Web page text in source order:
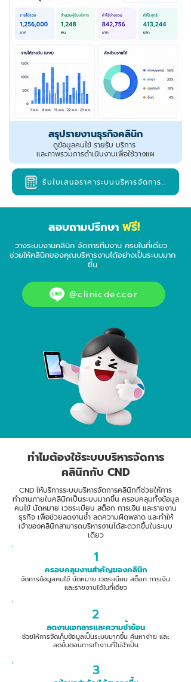
สรุปรายงานธุรกิจคลินิก
ดูข้อมูลคนไข้ รายรับ บริการ
และภาพรวมการดำเนินงานเพื่อใช้วางแผ
รับใบเสนอราคาระบบบริหารจัดการคลินิก
สอบถามปรึกษา ฟรี!
วางระบบงานคลินิก จัดการทีมงาน ครบในที่เดียว
ช่วยให้คลินิกของคุณบริหารงานได้อย่างเป็นระบบมาก
ขึ้น
@clinicdeccor
ทำไมต้องใช้ระบบบริหารจัดการ
คลินิกกับ CND
CND ให้บริการระบบบริหารจัดการคลินิกที่ช่วยให้การ
ทำงานภายในคลินิกเป็นระบบมากขึ้น ครอบคลุมทั้งข้อมูล
คนไข้ นัดหมาย เวชระเบียน สต็อก การเงิน และรายงาน
ธุรกิจ เพื่อช่วยลดงานซ้ำ ลดความผิดพลาด และทำให้
เจ้าของคลินิกสามารถบริหารงานได้สะดวกขึ้นในระบบ
เดียว
1
ครอบคลุมงานสำคัญของคลินิก
จัดการข้อมูลคนไข้ นัดหมาย เวชระเบียน สต็อก การเงิน
และรายงานได้ในที่เดียว
2
ลดงานเอกสารและความซ้ำซ้อน
ช่วยให้การจัดเก็บข้อมูลเป็นระบบมากขึ้น ค้นหาง่าย และ
ลดขั้นตอนการทำงานที่ไม่จำเป็น
3